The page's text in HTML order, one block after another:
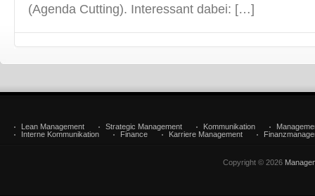
(Agenda Cutting). Interessant dabei: […]
Lean Management Strategic Management Kommunikation
Interne Kommunikation
Finance Karriere Management
Copyright © 2026